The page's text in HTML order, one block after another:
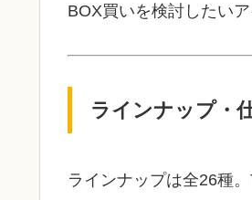
BOX買いを検討したいア
ラインナップ・
ラインナップは全26種